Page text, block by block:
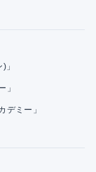
」
」
デミー」